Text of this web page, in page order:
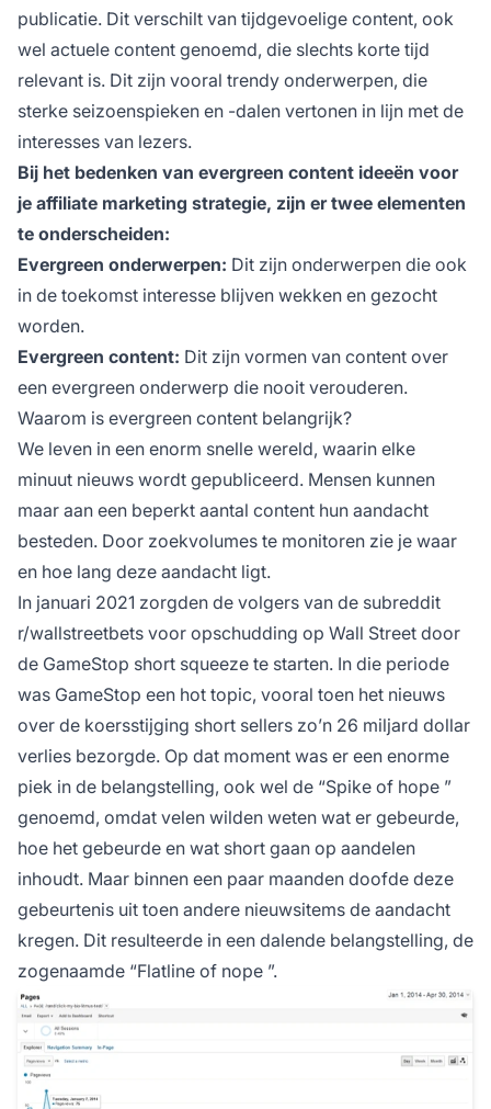
publicatie. Dit verschilt van tijdgevoelige content, ook
wel actuele content genoemd, die slechts korte tijd
relevant is. Dit zijn vooral trendy onderwerpen, die
sterke seizoenspieken en -dalen vertonen in lijn met de
interesses van lezers.
Bij het bedenken van evergreen content ideeën voor
je affiliate marketing strategie, zijn er twee elementen
te onderscheiden:
Evergreen onderwerpen: Dit zijn onderwerpen die ook
in de toekomst interesse blijven wekken en gezocht
worden.
Evergreen content: Dit zijn vormen van content over
een evergreen onderwerp die nooit verouderen.
Waarom is evergreen content belangrijk?
We leven in een enorm snelle wereld, waarin elke
minuut nieuws wordt gepubliceerd. Mensen kunnen
maar aan een beperkt aantal content hun aandacht
besteden. Door zoekvolumes te monitoren zie je waar
en hoe lang deze aandacht ligt.
In januari 2021 zorgden de volgers van de subreddit
r/wallstreetbets voor opschudding op Wall Street door
de GameStop short squeeze te starten. In die periode
was GameStop een hot topic, vooral toen het nieuws
over de koersstijging short sellers zo’n 26 miljard dollar
verlies bezorgde. Op dat moment was er een enorme
piek in de belangstelling, ook wel de “Spike of hope ”
genoemd, omdat velen wilden weten wat er gebeurde,
hoe het gebeurde en wat short gaan op aandelen
inhoudt. Maar binnen een paar maanden doofde deze
gebeurtenis uit toen andere nieuwsitems de aandacht
kregen. Dit resulteerde in een dalende belangstelling, de
zogenaamde “Flatline of nope ”.